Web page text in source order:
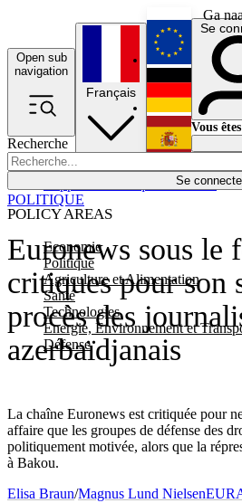
Ga
Open sub
navigation
Recherche
Se
POLICY AREAS
Economie
Politique
Agriculture et Alimentation
Santé
Technologies
Energie, Environnement et
Défense
Économie
Français
English
Deutsch
Español
Se
Vous
Euronews sous le
critiques pour son
procès des
azerbaïdjanais
La chaîne Euronews est critiquée pour
affaire que les groupes de défense des
politiquement motivée, alors que la
à Bakou.
POLITIQUE
Elisa Braun/Magnus Lund Nielsen